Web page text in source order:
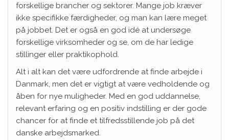
forskellige brancher og sektorer. Mange job kræver
ikke specifikke færdigheder, og man kan lære meget
på jobbet. Det er også en god idé at undersøge
forskellige virksomheder og se, om de har ledige
stillinger eller praktikophold.
Alt i alt kan det være udfordrende at finde arbejde i
Danmark, men det er vigtigt at være vedholdende og
åben for nye muligheder. Med en god uddannelse,
relevant erfaring og en positiv indstilling er der gode
chancer for at finde et tilfredsstillende job på det
danske arbejdsmarked.